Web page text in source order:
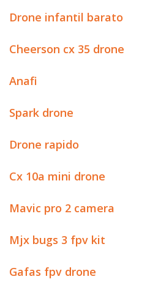
Drone infantil barato
Cheerson cx 35 drone
Anafi
Spark drone
Drone rapido
Cx 10a mini drone
Mavic pro 2 camera
Mjx bugs 3 fpv kit
Gafas fpv drone